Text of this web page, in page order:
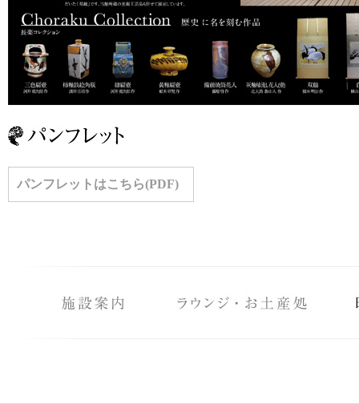
パンフレットはこちら(PDF)